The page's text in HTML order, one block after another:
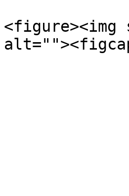
<figure><img